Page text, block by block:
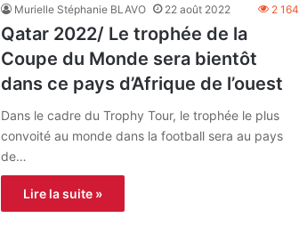
Murielle Stéphanie BLAVO 22 août 2022 2 164
Qatar 2022/ Le trophée de la
Coupe du Monde sera bientôt
dans ce pays d’Afrique de l’ouest
Dans le cadre du Trophy Tour, le trophée le plus
convoité au monde dans la football sera au pays
de…
Lire la suite »